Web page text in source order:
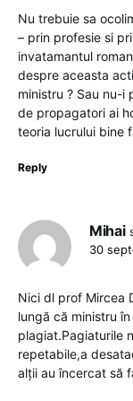
Nu trebuie sa
– prin profesie si
invatamantul
despre aceasta
ministru ? Sau nu-i
de propagatori ai
teoria lucrului bine
Reply
Mihai
30
Nici dl prof Mircea
lungă că ministru
plagiat.Pagiaturile
repetabile,a
alții au încercat să